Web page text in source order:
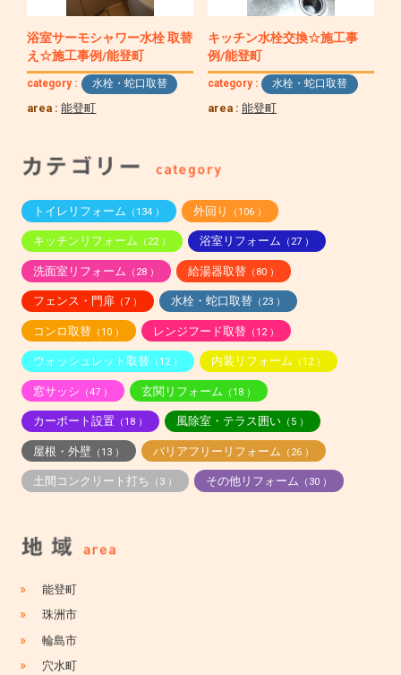
浴室サーモシャワー水栓 取替
え☆施工事例/能登町
category : 水栓・蛇口取替
area :能登町
キッチン水栓交換☆施工事
例/能登町
category : 水栓・蛇口取替
area :能登町
トイレリフォーム （134 ） 外回り （106 ）
キッチンリフォーム （22 ） 浴室リフォーム （27 ）
洗面室リフォーム （28 ） 給湯器取替（80 ）
フェンス・門扉（7 ） 水栓・蛇口取替（23 ）
コンロ取替（10 ） レンジフード取替（12 ）
ウォッシュレット取替（12 ） 内装リフォーム （12 ）
窓サッシ （47 ） 玄関リフォーム （18 ）
カーポート設置（18 ） 風除室・テラス囲い（5 ）
屋根・外壁（13 ） バリアフリーリフォーム （26 ）
土間コンクリート打ち （3 ） その他リフォーム （30 ）
» 能登町
» 珠洲市
» 輪島市
» 穴水町